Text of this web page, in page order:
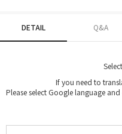
DETAIL Q&A
If you need to
Please select Google language